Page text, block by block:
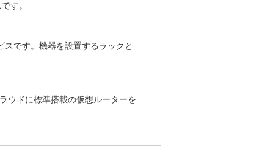
す。
です。機器を設置するラックと
ウドに標準搭載の仮想ルーターを